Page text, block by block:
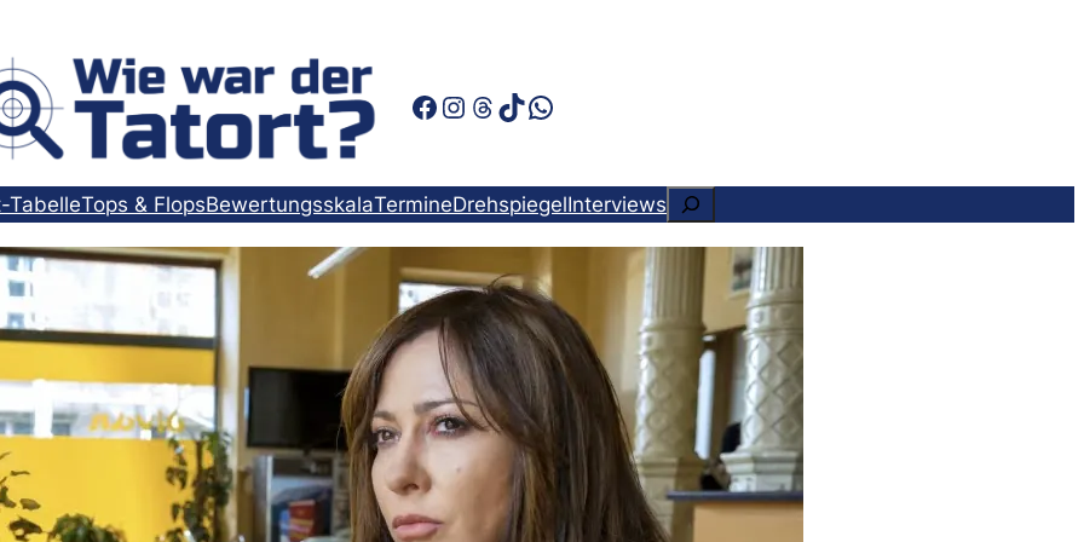
Facebook
Instagram
Threads
TikTok
WhatsApp
TabelleTops & FlopsBewertungsskalaTermineDrehspiegelInterviewsSuchen